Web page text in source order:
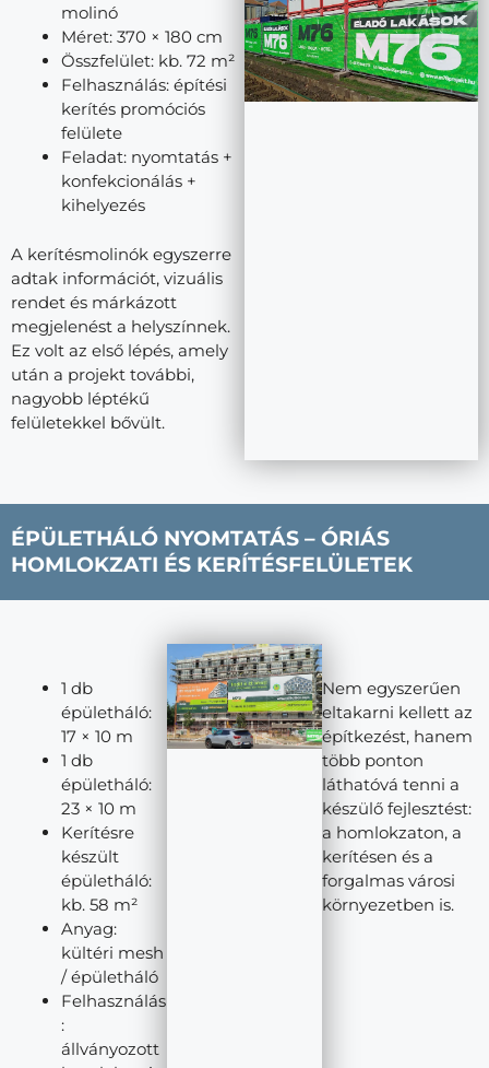
molinó
Méret: 370 × 180 cm
Összfelület: kb. 72 m²
Felhasználás: építési
kerítés promóciós
felülete
Feladat: nyomtatás +
konfekcionálás +
kihelyezés
A kerítésmolinók egyszerre
adtak információt, vizuális
rendet és márkázott
megjelenést a helyszínnek.
Ez volt az első lépés, amely
után a projekt további,
nagyobb léptékű
felületekkel bővült.
ÉPÜLETHÁLÓ NYOMTATÁS – ÓRIÁS
HOMLOKZATI ÉS KERÍTÉSFELÜLETEK
1 db
épületháló:
17 × 10 m
1 db
épületháló:
23 × 10 m
Kerítésre
készült
épületháló:
kb. 58 m²
Anyag:
kültéri mesh
/ épületháló
Felhasználás
:
állványozott
Nem egyszerűen
eltakarni kellett az
építkezést, hanem
több ponton
láthatóvá tenni a
készülő fejlesztést:
a homlokzaton, a
kerítésen és a
forgalmas városi
környezetben is.